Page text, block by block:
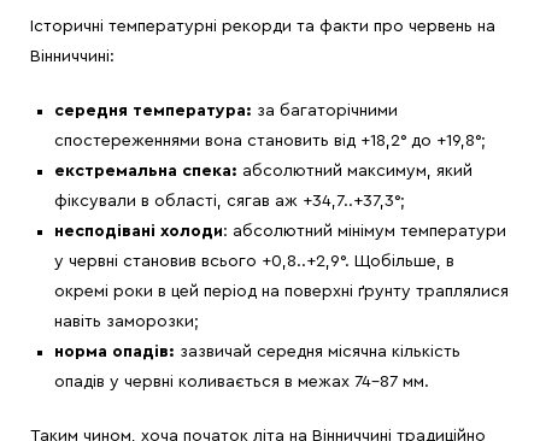
Історичні температурні рекорди та факти про червень на
Вінниччині:
середня температура: за багаторічними
спостереженнями вона становить від +18,2° до +19,8°;
екстремальна спека: абсолютний максимум, який
фіксували в області, сягав аж +34,7..+37,3°;
несподівані холоди: абсолютний мінімум температури
у червні становив всього +0,8..+2,9°. Щобільше, в
окремі роки в цей період на поверхні ґрунту траплялися
навіть заморозки;
норма опадів: зазвичай середня місячна кількість
опадів у червні коливається в межах 74–87 мм.
Таким чином, хоча початок літа на Вінниччині традиційно